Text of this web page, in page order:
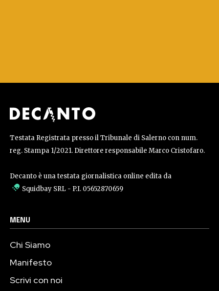
Testata Registrata presso il Tribunale di Salerno con num.
reg. Stampa 1/2021. Direttore responsabile Marco Cristofaro.
Decanto è una testata giornalistica online edita da
Squidbay SRL - P.I. 05652870659
MENU
Chi Siamo
Manifesto
Scrivi con noi